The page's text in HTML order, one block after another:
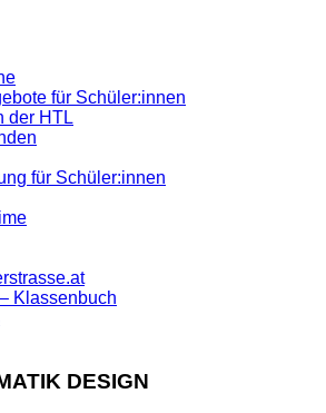
für Schüler:innen
der HTL
für Schüler:innen
Klassenbuch
DESIGN